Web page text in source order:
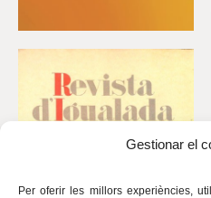
Gestionar el
Per oferir les millors experiències,